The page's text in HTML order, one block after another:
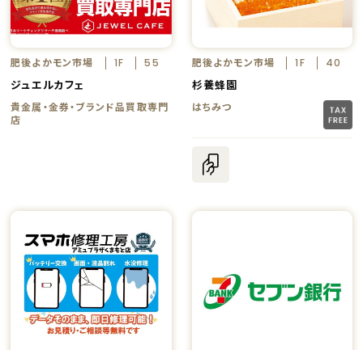
肥後よかモン市場 1F 55
ジュエルカフェ
貴金属・金券・ブランド品買取専門
店
肥後よかモン市場 1F 40
杉養蜂園
はちみつ